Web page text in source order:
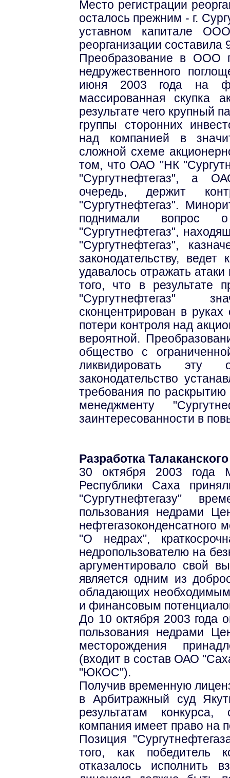
Место регистрации
осталось прежним - г.
уставном капитале
реорганизации составила
Преобразование в ООО
недружественного
июня 2003 года на
массированная скупка
результате чего крупный
группы сторонних
над компанией в
сложной схеме
том, что ОАО "НК
"Сургутнефтегаз", а
очередь, держит
"Сургутнефтегаз".
поднимали вопрос
"Сургутнефтегаз",
"Сургутнефтегаз",
законодательству,
удавалось отражать
того, что в результате
"Сургутнефтегаз"
сконцентрирован в
потери контроля над
вероятной.
общество с
ликвидировать эту
законодательство
требования по
менеджменту
заинтересованности в
Разработка
30 октября 2003 года
Республики Саха
"Сургутнефтегазу"
пользования недрами
нефтегазоконденсатного
"О недрах",
недропользователю на
аргументировало свой
является одним из
обладающих
и финансовым
До 10 октября 2003 года
пользования недрами
месторождения
(входит в состав ОАО
"ЮКОС").
Получив временную
в Арбитражный суд
результатам
компания имеет право на
Позиция
того, как победитель
отказалось исполнить